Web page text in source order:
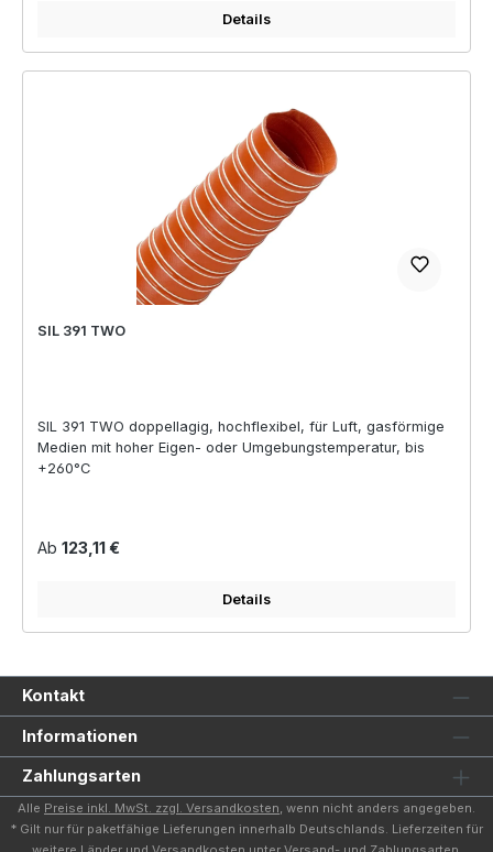
Details
SIL 391 TWO
SIL 391 TWO doppellagig, hochflexibel, für Luft, gasförmige
Medien mit hoher Eigen- oder Umgebungstemperatur, bis
+260°C
Regulärer Preis:
Ab 123,11 €
Details
Kontakt
Informationen
Zahlungsarten
Alle Preise inkl. MwSt. zzgl. Versandkosten, wenn nicht anders angegeben.
* Gilt nur für paketfähige Lieferungen innerhalb Deutschlands. Lieferzeiten für